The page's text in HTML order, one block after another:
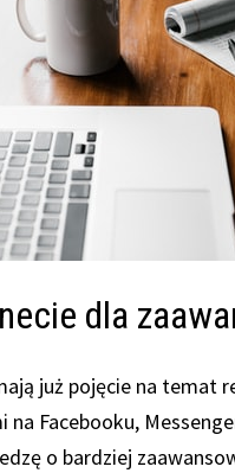
dla
już pojęcie na temat
Facebooku,
o bardziej